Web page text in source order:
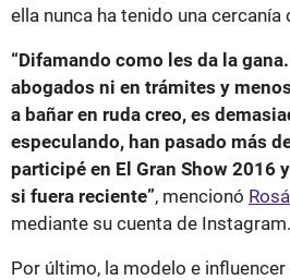
ella nunca ha tenido una cercanía
“Difamando como les da la
abogados ni en trámites y
a bañar en ruda creo, es
especulando, han pasado más
participé en El Gran Show 2016
si fuera reciente”, mencionó
mediante su cuenta de Instagram.
Por último, la modelo e